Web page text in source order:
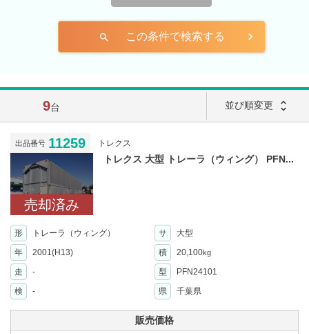
search この条件で検索する
9台 並び順変更 unfold_more
出品番号 11259 トレクス
売却済み
トレクス 大型 トレーラ（ウィング） PFN...
形 トレーラ（ウィング） サ
大型
年
2001(H13) 積 20,100kg
走 - 型
PFN24101
検
- 県 千葉県
販売価格